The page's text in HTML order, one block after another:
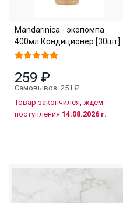
Mandarinica - экопомпа
400мл Кондиционер [30шт]
259 ₽
Самовывоз: 251 ₽
Товар закончился, ждем
поступления 14.08.2026 г.